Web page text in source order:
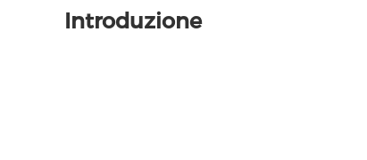
Introduzione